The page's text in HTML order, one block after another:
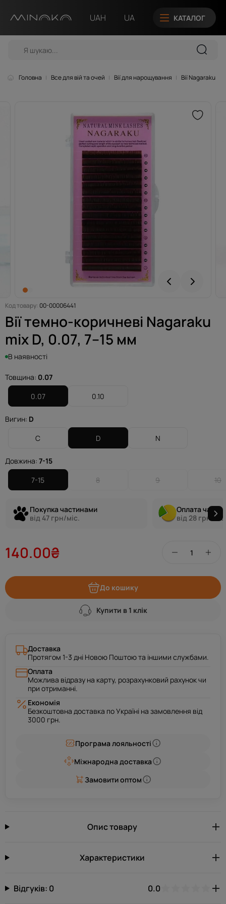
UAH UA КАТАЛОГ
Головна Все для вій та очей Вії для нарощування Вії Nagaraku
Код товару: 00-00006441
Вії темно-коричневі Nagaraku
mix D, 0.07, 7–15 мм
В наявності
Товщина: 0.07
0.07
0.10
Вигин: D
C
D N
Довжина: 7-15
7-15
8 9 10
Покупка частинами
від 47 грн/міс.
Оплата
від 28 грн/
140.00₴
До кошику
Купити в 1 клік
Доставка
Протягом 1-3 дні Новою Поштою та іншими службами.
Оплата
Можлива відразу на карту, розрахунковий рахунок чи
при отриманні.
Економія
Безкоштовна доставка по Україні на замовлення від
3000 грн.
Програма лояльності
Міжнародна доставка
Замовити оптом
Опис товару
Характеристики
Відгуків: 0 0.0